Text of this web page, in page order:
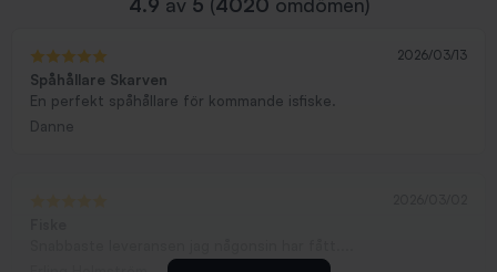
2026/03/13
Spåhållare Skarven
En perfekt spåhållare för kommande isfiske.
Danne